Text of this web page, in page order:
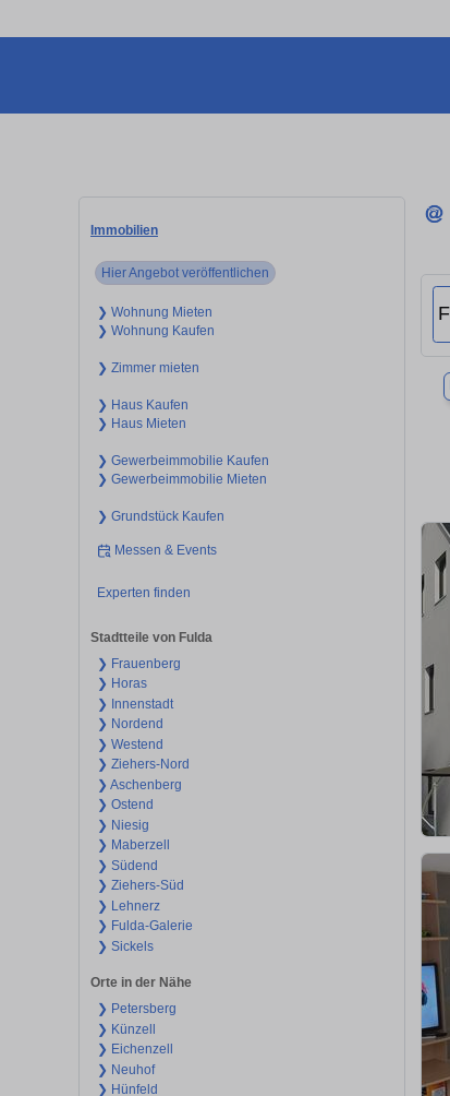
Immobilien
Hier Angebot veröffentlichen
❯ Wohnung Mieten
❯ Wohnung Kaufen
❯ Zimmer mieten
❯ Haus Kaufen
❯ Haus Mieten
❯ Gewerbeimmobilie Kaufen
❯ Gewerbeimmobilie Mieten
❯ Grundstück Kaufen
Messen & Events
Experten finden
Stadtteile von Fulda
❯ Frauenberg
❯ Horas
❯ Innenstadt
❯ Nordend
❯ Westend
❯ Ziehers-Nord
❯ Aschenberg
❯ Ostend
❯ Niesig
❯ Maberzell
❯ Südend
❯ Ziehers-Süd
❯ Lehnerz
❯ Fulda-Galerie
❯ Sickels
Orte in der Nähe
❯ Petersberg
❯ Künzell
❯ Eichenzell
❯ Neuhof
❯ Hünfeld